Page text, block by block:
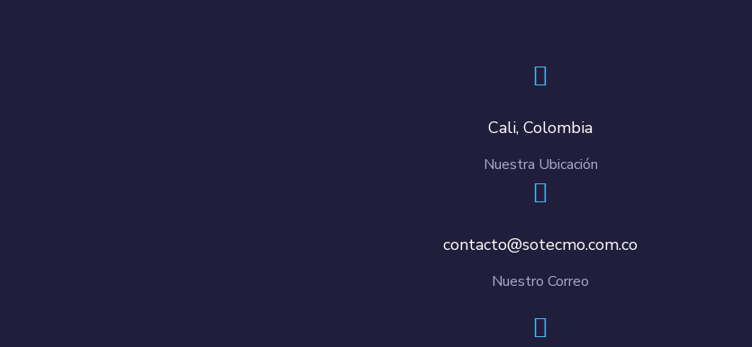
Cali, Colombia
Nuestra Ubicación
contacto@sotecmo.com.co
Nuestro Correo